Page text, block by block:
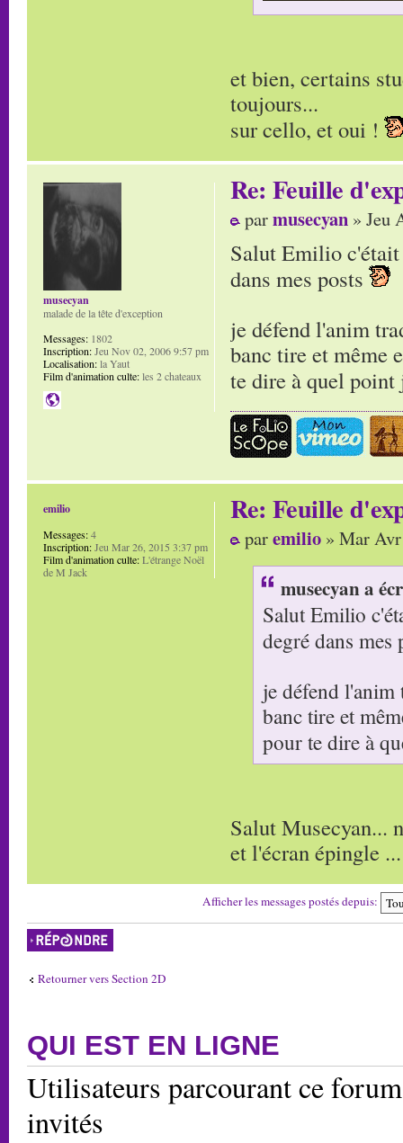
et bien, certains
toujours...
sur cello, et oui !
Re: Feuille
parmusecyan » Jeu
Salut Emilio c'était
dans mes posts
je défend l'anim
banc tire et même
te dire à quel
musecyan
malade de la tête d'exception
Messages: 1802
Inscription:Jeu Nov 02, 2006 9:57 pm
Localisation:la Yaut
Film d'animation culte:les 2 chateaux
Re: Feuille
paremilio » Mar
musecyan a
Salut Emilio
degré dans mes
je défend l'anim
banc tire et
pour te dire à
Salut Musecyan...
et l'écran épingle
emilio
Messages:4
Inscription:Jeu Mar 26, 2015 3:37 pm
Film d'animation culte:L'étrange Noël
de M Jack
Afficher les messages postés depuis:
Répondre
Retourner vers Section 2D
QUI EST EN LIGNE
Utilisateurs parcourant ce
invités